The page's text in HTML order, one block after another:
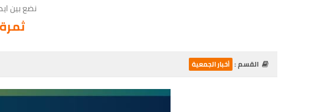
نضع بين
القسم : أخبار الجمعية